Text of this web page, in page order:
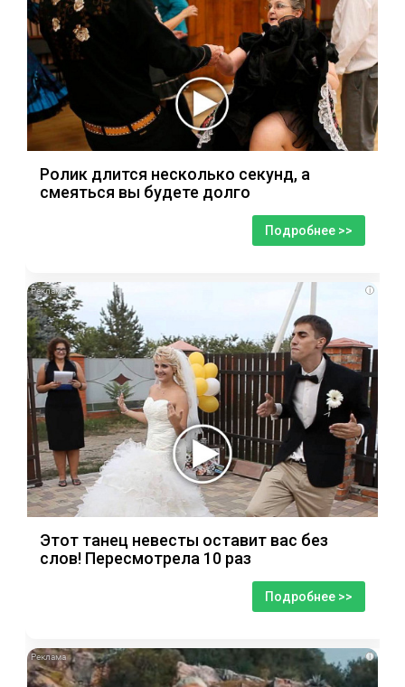
Ролик длится несколько секунд, а
смеяться вы будете долго
Подробнее >>
i
Этот танец невесты оставит вас без
слов! Пересмотрела 10 раз
Подробнее >>
i